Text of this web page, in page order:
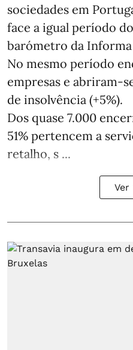
sociedades em
face a igual período
barómetro da Informa
No mesmo período
empresas e
de insolvência (+5%).
Dos quase 7.000
51% pertencem a
retalho, s ...
Ver